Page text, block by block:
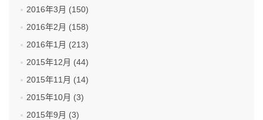
2016年3月 (150)
2016年2月 (158)
2016年1月 (213)
2015年12月 (44)
2015年11月 (14)
2015年10月 (3)
2015年9月 (3)